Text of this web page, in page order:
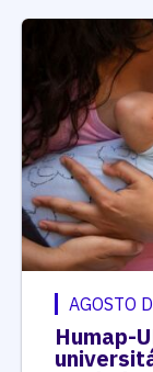
AGOSTO
Humap-